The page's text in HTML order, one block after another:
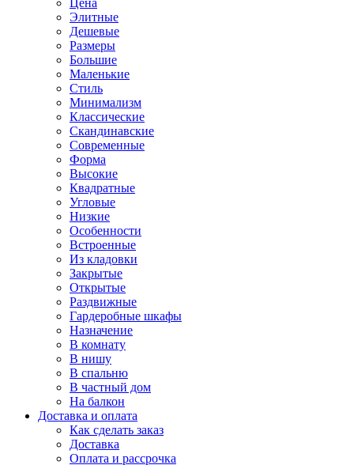
Цена
Элитные
Дешевые
Размеры
Большие
Маленькие
Стиль
Минимализм
Классические
Скандинавские
Современные
Форма
Высокие
Квадратные
Угловые
Низкие
Особенности
Встроенные
Из кладовки
Закрытые
Открытые
Раздвижные
Гардеробные шкафы
Назначение
В комнату
В нишу
В спальню
В частный дом
На балкон
Доставка и оплата
Как сделать заказ
Доставка
Оплата и рассрочка